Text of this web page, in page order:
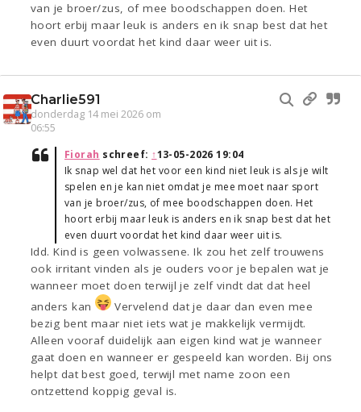
van je broer/zus, of mee boodschappen doen. Het
hoort erbij maar leuk is anders en ik snap best dat het
even duurt voordat het kind daar weer uit is.
Charlie591
donderdag 14 mei 2026 om
06:55
Fiorah schreef: ↑13-05-2026 19:04
Ik snap wel dat het voor een kind niet leuk is als je wilt
spelen en je kan niet omdat je mee moet naar sport
van je broer/zus, of mee boodschappen doen. Het
hoort erbij maar leuk is anders en ik snap best dat het
even duurt voordat het kind daar weer uit is.
Idd. Kind is geen volwassene. Ik zou het zelf trouwens
ook irritant vinden als je ouders voor je bepalen wat je
wanneer moet doen terwijl je zelf vindt dat dat heel
anders kan
Vervelend dat je daar dan even mee
bezig bent maar niet iets wat je makkelijk vermijdt.
Alleen vooraf duidelijk aan eigen kind wat je wanneer
gaat doen en wanneer er gespeeld kan worden. Bij ons
helpt dat best goed, terwijl met name zoon een
ontzettend koppig geval is.